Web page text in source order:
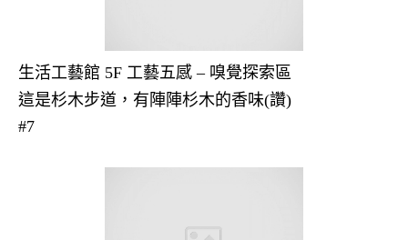
生活工藝館 5F 工藝五感 – 嗅覺探索區
這是杉木步道，有陣陣杉木的香味(讚)
#7